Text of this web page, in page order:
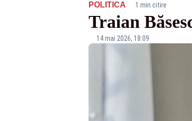
POLITICA· 1 min citire
Traian
14 mai 2026, 18:09